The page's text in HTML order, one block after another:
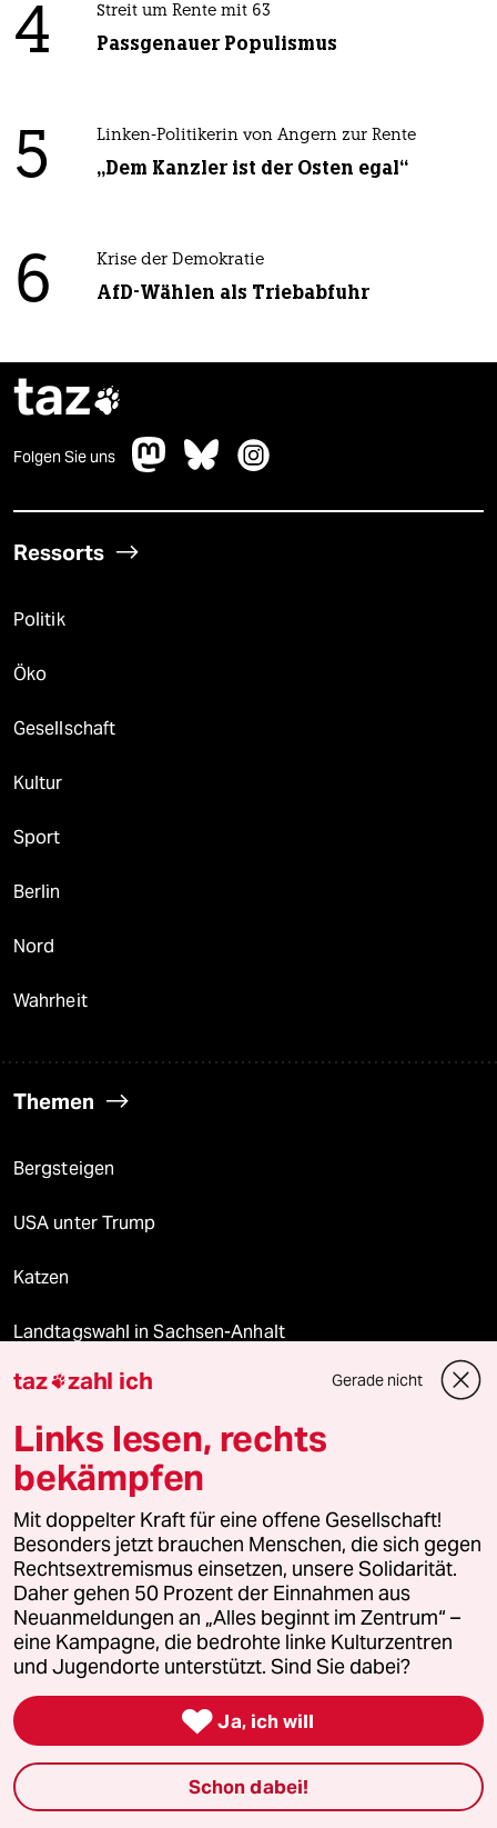
4 Streit um Rente mit 63
Passgenauer Populismus
5 Linken-Politikerin von Angern zur Rente
„Dem Kanzler ist der Osten egal“
6 Krise der Demokratie
AfD-Wählen als Triebabfuhr
taz
Folgen Sie uns
Ressorts
Politik
Öko
Gesellschaft
Kultur
Sport
Berlin
Nord
Wahrheit
Themen
Bergsteigen
USA unter Trump
Katzen
Landtagswahl in Sachsen-Anhalt
Ceuta
Hitze
Verlag
Aktuelles
Hausblog
Die Seitenwende
Stellen
taz zahl ich Gerade nicht
Links lesen, rechts
bekämpfen
Mit doppelter Kraft für eine offene Gesellschaft!
Besonders jetzt brauchen Menschen, die sich gegen
Rechtsextremismus einsetzen, unsere Solidarität.
Daher gehen 50 Prozent der Einnahmen aus
Neuanmeldungen an „Alles beginnt im Zentrum“ –
eine Kampagne, die bedrohte linke Kulturzentren
und Jugendorte unterstützt. Sind Sie dabei?
 Ja, ich will
Schon dabei!